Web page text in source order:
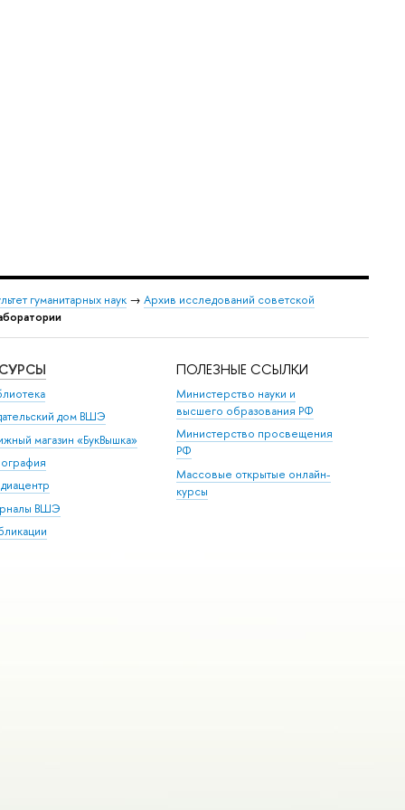
гуманитарных наук → Архив исследований советской
дом ВШЭ
магазин «БукВышка»
ВШЭ
ПОЛЕЗНЫЕ ССЫЛКИ
Министерство науки и
высшего образования РФ
Министерство просвещения
РФ
Массовые открытые онлайн-
курсы